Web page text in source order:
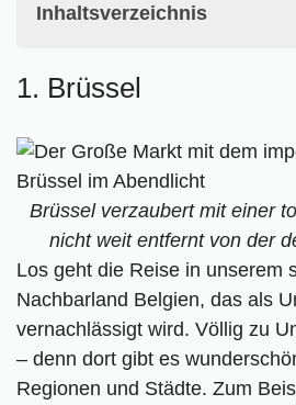
Inhaltsverzeichnis
2. Amsterdam
4. Colmar
5. Straßburg
6. Paris
7. Brest
8. Gardasee
9. Venedig
10. Bologna
11. Rom
12. Wien
1. Brüssel
Brüssel verzaubert mit einer
nicht weit entfernt von der
Los geht die Reise in unserem
Nachbarland Belgien, das als
vernachlässigt wird. Völlig zu
– denn dort gibt es
Regionen und Städte. Zum